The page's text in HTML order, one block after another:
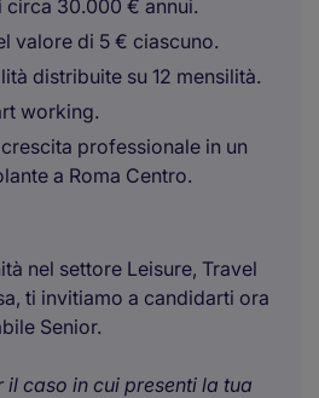
circa 30.000 € annui.
valore di 5 € ciascuno.
distribuite su 12 mensilità.
working.
professionale in un
a Roma Centro.
nel settore Leisure, Travel
ti invitiamo a candidarti ora
Senior.
il caso in cui presenti la tua